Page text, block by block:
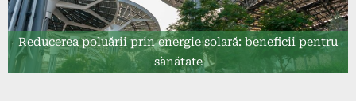
Reducerea poluării prin energie solară: beneficii pentru
sănătate